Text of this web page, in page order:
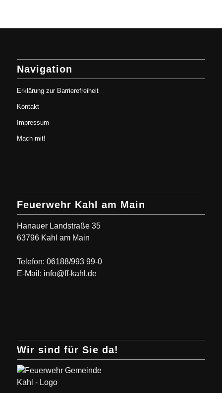
Navigation
Erklärung zur Barrierefreiheit
Kontakt
Impressum
Mach mit!
Feuerwehr Kahl am Main
Hanauer Landstraße 35
63796 Kahl am Main
Telefon: 06188/993 99-0
E-Mail: info@ff-kahl.de
Wir sind für Sie da!